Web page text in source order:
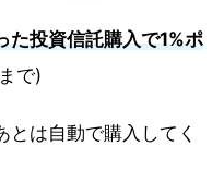
た投資信託購入で1%ポ
で)
とは自動で購入してく